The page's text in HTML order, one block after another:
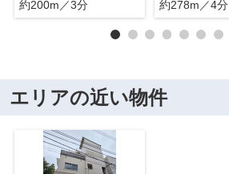
約200m／3分
約278m／4分
エリアの近い物件